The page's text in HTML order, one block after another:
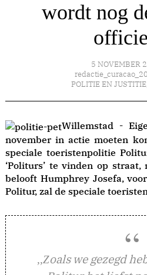
wordt nog
5 NOVEMBER
POLITIE EN JUSTITIE
Willemstad -
november in actie moeten
speciale toeristenpolitie
‘Politurs’ te vinden op
belooft Humphrey Josefa,
Politur, zal de speciale
,,Zoals we gezegd